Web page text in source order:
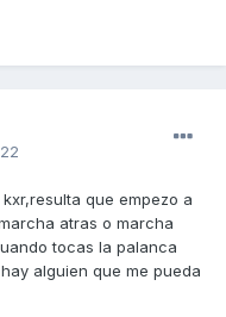
que empezo a
atras o marcha
tocas la palanca
alguien que me pueda